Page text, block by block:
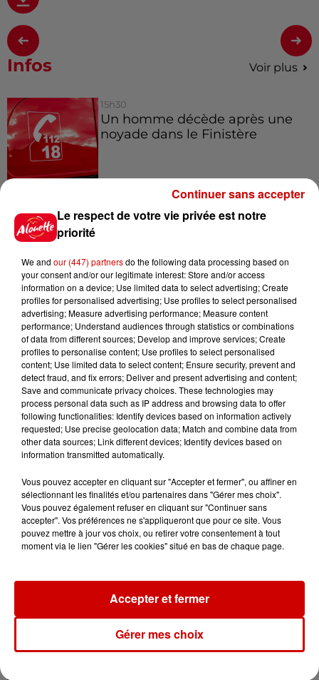
Infos Voir plus
15h30
Un homme décède après une
noyade dans le Finistère
Vendre un chiot en animalerie
14h03
Invasion de physalies sur des
plages du Sud-Ouest
11h51
À LA UNE : affaire Manon
Relandeau, musée cambriolé et
Amel Bent en...
Jeux Voir plus
Gagnez vos places pour le
Gagnez vos entrées pour le
Le respect de votre vie privée est notre
priorité
We and our (447) partnersdo the following data processing based on
your consent and/or our legitimate interest: Store and/or access
information on a device; Use limited data to select advertising; Create
profiles for personalised advertising; Use profiles to select personalised
advertising; Measure advertising performance; Measure content
performance; Understand audiences through statistics or combinations
of data from different sources; Develop and improve services; Create
profiles to personalise content; Use profiles to select personalised
content; Use limited data to select content; Ensure security, prevent and
detect fraud, and fix errors; Deliver and present advertising and content;
Save and communicate privacy choices. These technologies may
process personal data such as IP address and browsing data to offer
following functionalities: Identify devices based on information actively
requested; Use precise geolocation data; Match and combine data from
other data sources; Link different devices; Identify devices based on
information transmitted automatically.
Vous pouvez accepter en cliquant sur "Accepter et fermer", ou affiner en
sélectionnant les finalités et/ou partenaires dans "Gérer mes choix".
Vous pouvez également refuser en cliquant sur "Continuer sans
accepter". Vos préférences ne s'appliqueront que pour ce site. Vous
pouvez mettre à jour vos choix, ou retirer votre consentement à tout
moment via le lien "Gérer les cookies" situé en bas de chaque page.
Gérer mes choix
Accepter et fermer
Continuer sans accepter